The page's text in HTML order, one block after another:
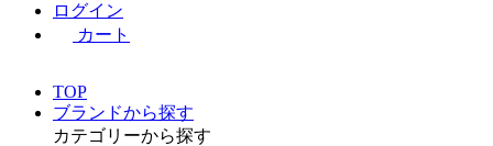
ログイン
カート
TOP
ブランドから探す
カテゴリーから探す